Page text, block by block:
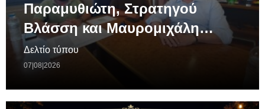
Παραμυθιώτη, Στρατηγού
Βλάσση και Μαυρομιχάλη…
Δελτίο τύπου
07|08|2026